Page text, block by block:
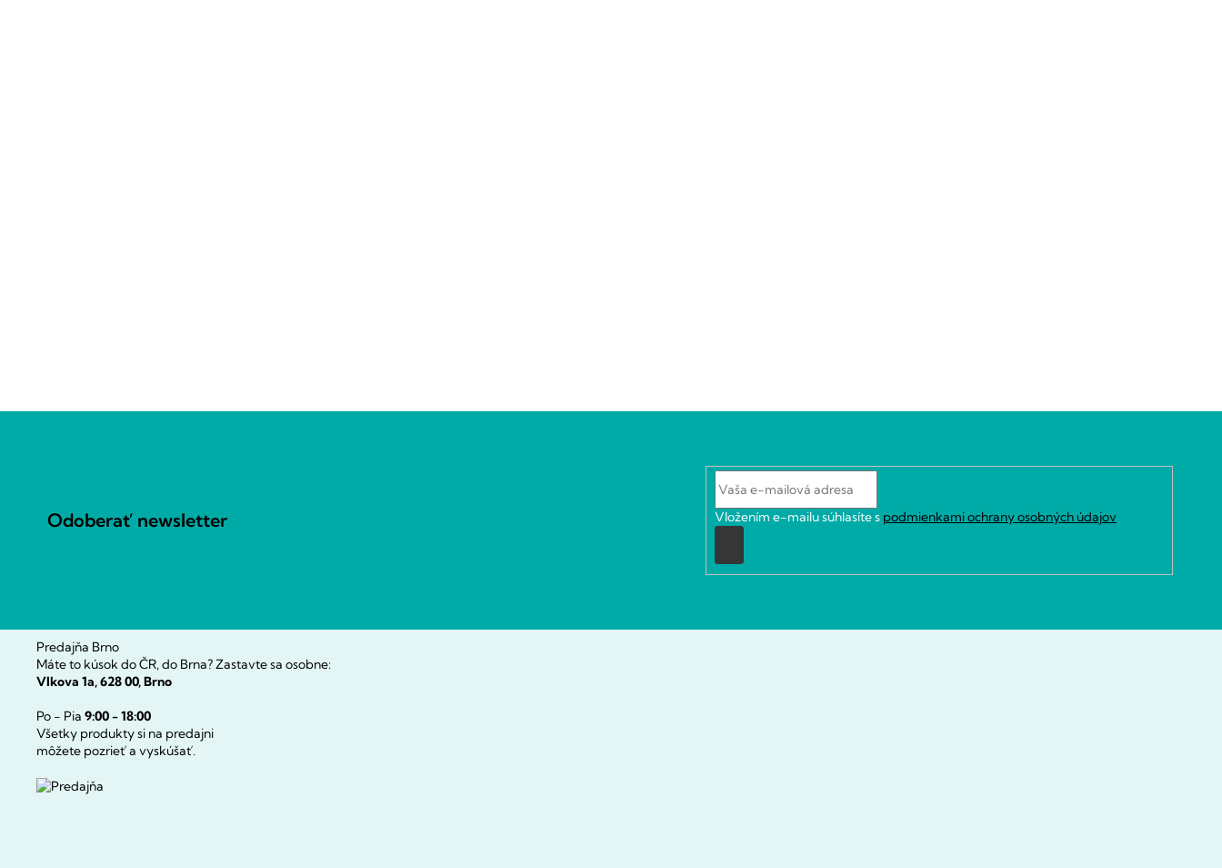
Odoberať newsletter Vložením e-mailu súhlasíte s podmienkami ochrany osobných údajov
sa
Predajňa Brno
Máte to kúsok do ČR, do Brna? Zastavte sa osobne:
Vlkova 1a, 628 00, Brno
Po - Pia 9:00 - 18:00
Všetky produkty si na predajni
môžete pozrieť a vyskúšať.